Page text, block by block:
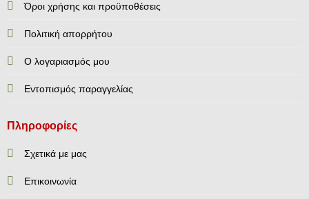
Όροι χρήσης και προϋποθέσεις
Πολιτική απορρήτου
Ο λογαριασμός μου
Εντοπισμός παραγγελίας
Πληροφορίες
Σχετικά με μας
Επικοινωνία